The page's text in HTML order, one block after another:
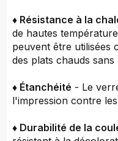
♦ Résistance à la
de hautes
peuvent être utilisées
des plats chauds sans
♦ Étanchéité - Le
l'impression contre
♦ Durabilité de la